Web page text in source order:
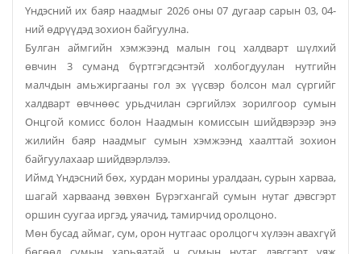
Үндэсний их баяр наадмыг 2026 оны 07 дугаар сарын 03, 04-
ний өдрүүдэд зохион байгуулна.
Булган аймгийн хэмжээнд малын гоц халдварт шүлхий
өвчин 3 суманд бүртгэгдсэнтэй холбогдуулан нутгийн
малчдын амьжиргааны гол эх үүсвэр болсон мал сүргийг
халдварт өвчнөөс урьдчилан сэргийлэх зорилгоор сумын
Онцгой комисс болон Наадмын комиссын шийдвэрээр энэ
жилийн баяр наадмыг сумын хэмжээнд хаалттай зохион
байгуулахаар шийдвэрлэлээ.
Иймд Үндэсний бөх, хурдан морины уралдаан, сурын харваа,
шагай харваанд зөвхөн Бүрэгхангай сумын нутаг дэвсгэрт
оршин суугаа иргэд, уяачид, тамирчид оролцоно.
Мөн бусад аймаг, сум, орон нутгаас оролцогч хүлээн авахгүй